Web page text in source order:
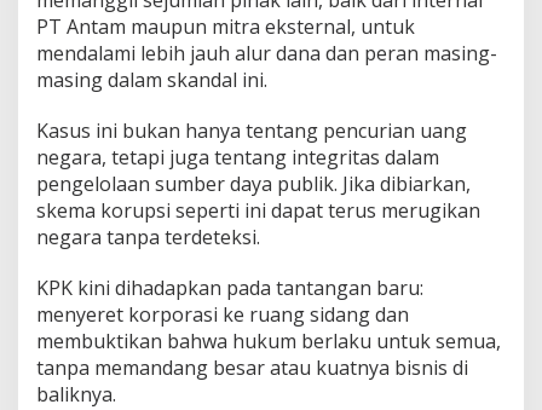
PT Antam maupun mitra eksternal, untuk
mendalami lebih jauh alur dana dan peran masing-
masing dalam skandal ini.
Kasus ini bukan hanya tentang pencurian uang
negara, tetapi juga tentang integritas dalam
pengelolaan sumber daya publik. Jika dibiarkan,
skema korupsi seperti ini dapat terus merugikan
negara tanpa terdeteksi.
KPK kini dihadapkan pada tantangan baru:
menyeret korporasi ke ruang sidang dan
membuktikan bahwa hukum berlaku untuk semua,
tanpa memandang besar atau kuatnya bisnis di
baliknya.